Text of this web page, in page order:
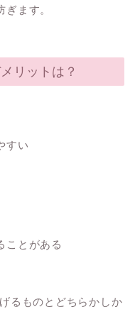
ます。
リットは？
すい
ことがある
るものとどちらかしか